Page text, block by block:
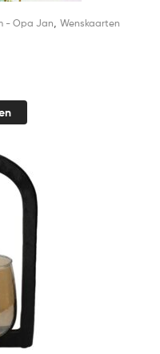
- Opa Jan, Wenskaarten